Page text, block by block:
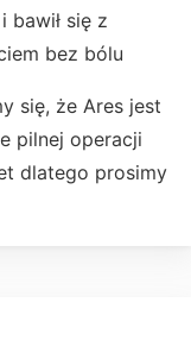
bawił się z
bez bólu
się, że Ares jest
pilnej operacji
dlatego prosimy